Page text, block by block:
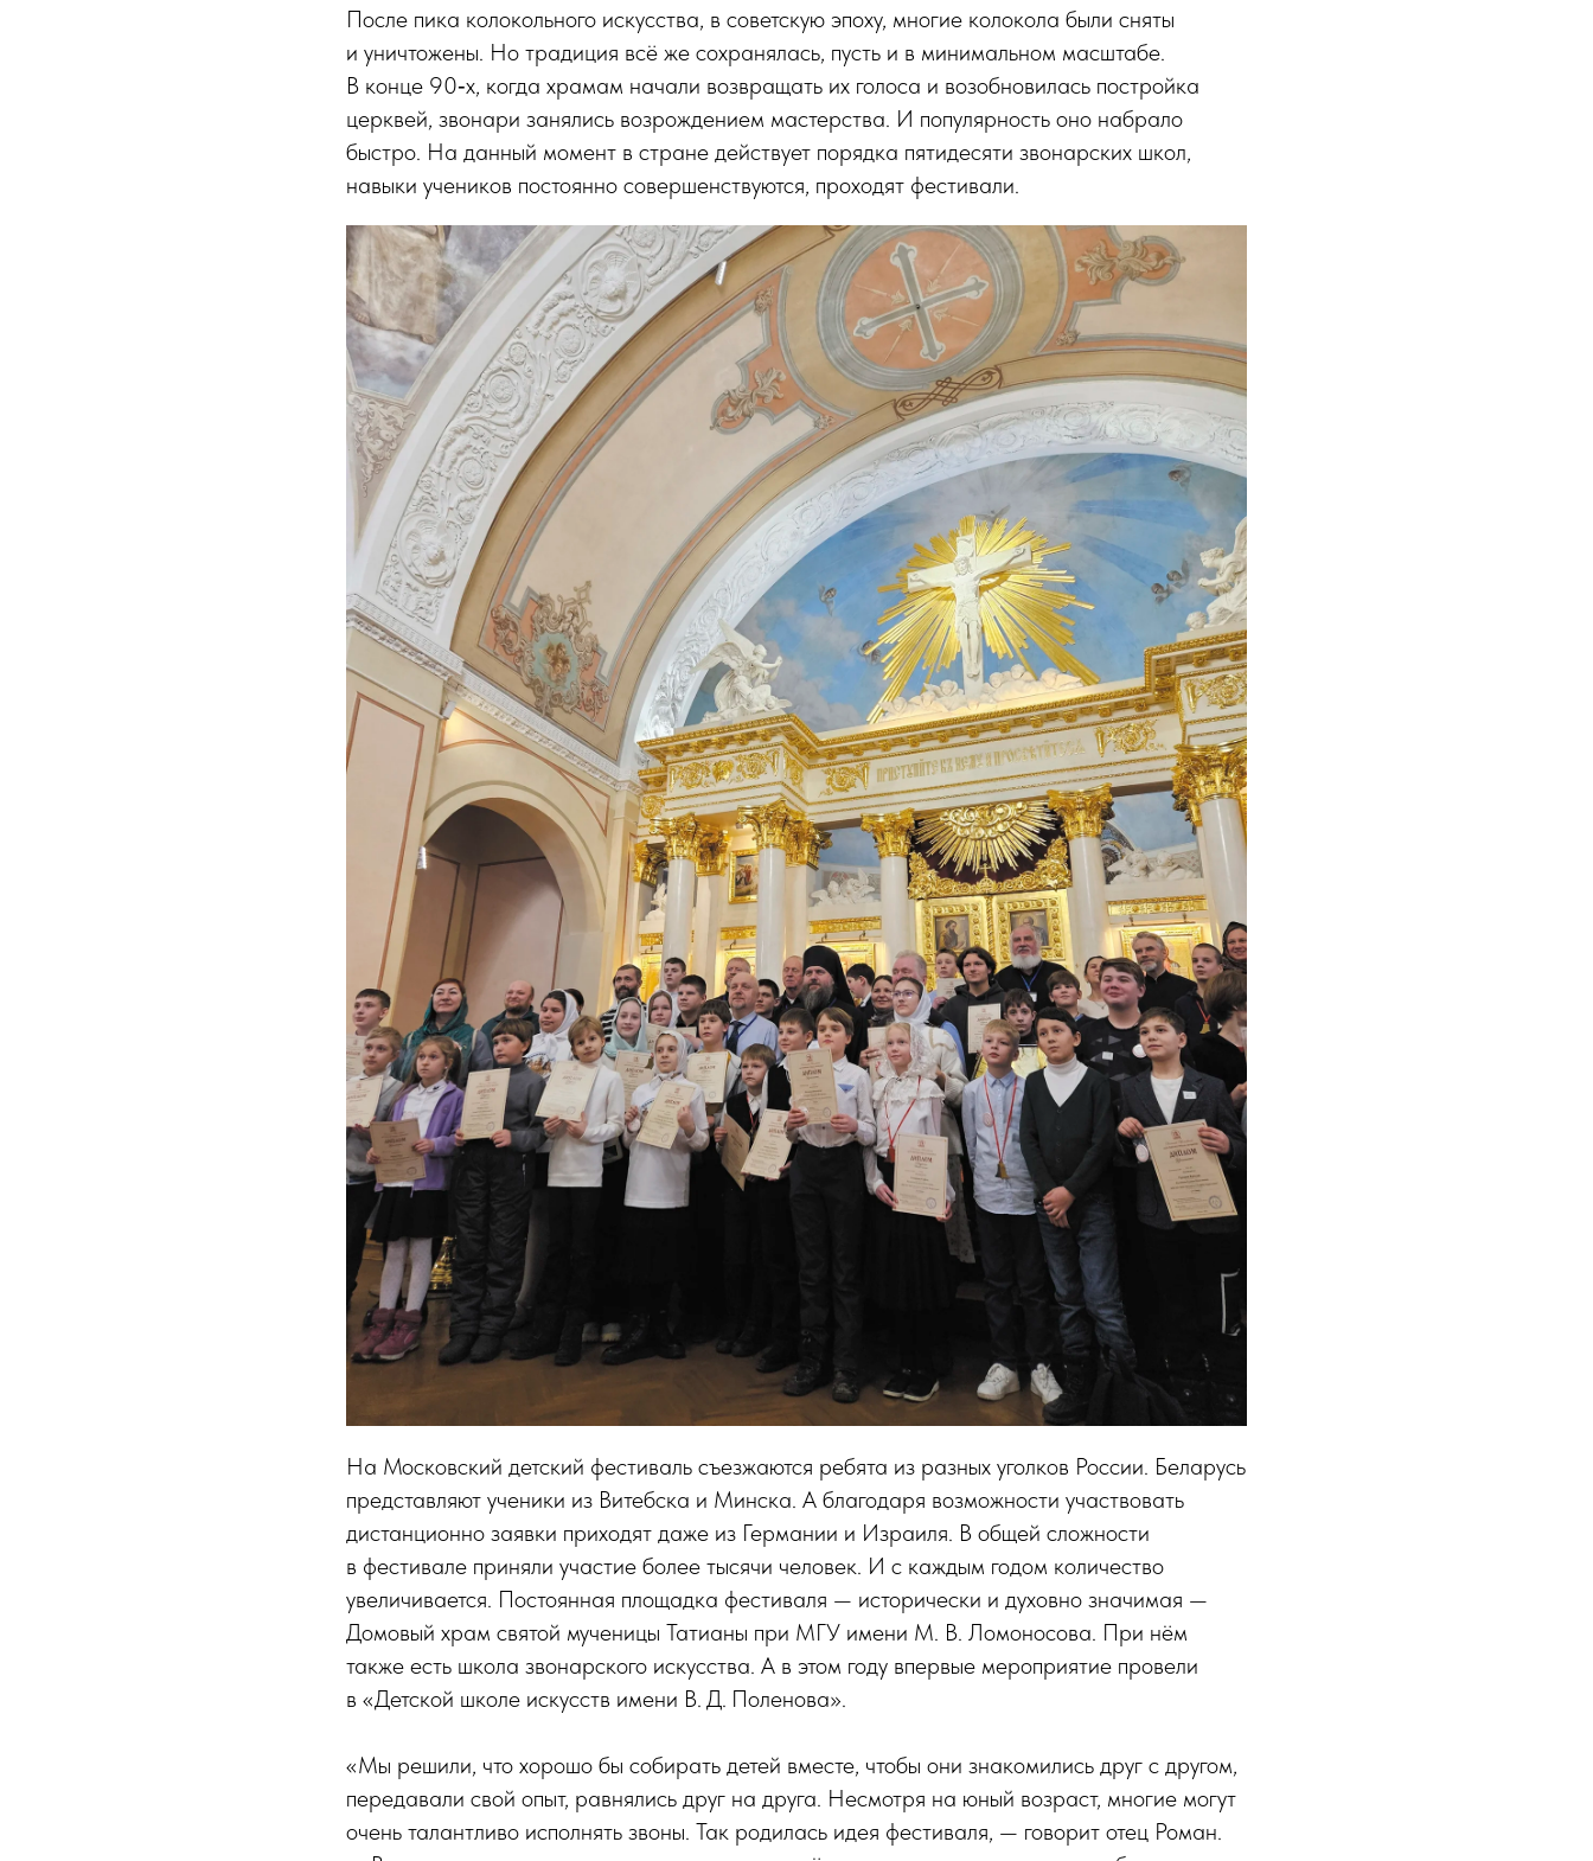
После пика колокольного искусства, в советскую эпоху, многие колокола были сняты
и уничтожены. Но традиция всё же сохранялась, пусть и в минимальном масштабе.
В конце 90‑х, когда храмам начали возвращать их голоса и возобновилась постройка
церквей, звонари занялись возрождением мастерства. И популярность оно набрало
быстро. На данный момент в стране действует порядка пятидесяти звонарских школ,
навыки учеников постоянно совершенствуются, проходят фестивали.
На Московский детский фестиваль съезжаются ребята из разных уголков России. Беларусь
представляют ученики из Витебска и Минска. А благодаря возможности участвовать
дистанционно заявки приходят даже из Германии и Израиля. В общей сложности
в фестивале приняли участие более тысячи человек. И с каждым годом количество
увеличивается. Постоянная площадка фестиваля — исторически и духовно значимая —
Домовый храм святой мученицы Татианы при МГУ имени М. В. Ломоносова. При нём
также есть школа звонарского искусства. А в этом году впервые мероприятие провели
в «Детской школе искусств имени В. Д. Поленова».
«Мы решили, что хорошо бы собирать детей вместе, чтобы они знакомились друг с другом,
передавали свой опыт, равнялись друг на друга. Несмотря на юный возраст, многие могут
очень талантливо исполнять звоны. Так родилась идея фестиваля, — говорит отец Роман.